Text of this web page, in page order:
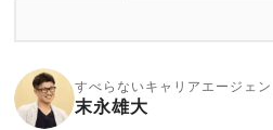
すべらないキャリアエージェ
末永雄大